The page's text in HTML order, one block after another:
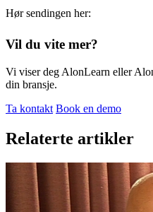
Hør sendingen her:
Vil du vite mer?
Vi viser deg AlonLearn eller
din bransje.
Ta kontakt Book en demo
Relaterte artikler